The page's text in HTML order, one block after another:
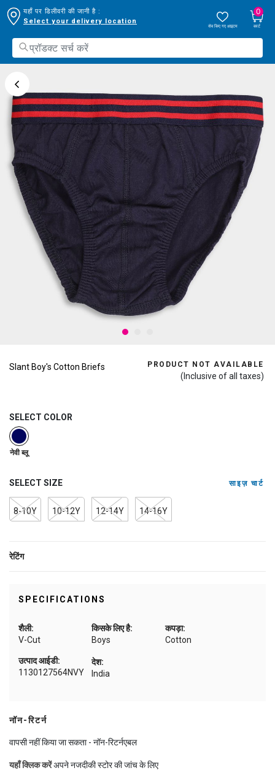
यहाँ पर डिलीवरी की जानी है :
Select your delivery location
सेव किए गए आइटम
0
कार्ट
Slant Boy's Cotton Briefs PRODUCT NOT AVAILABLE
(Inclusive of all taxes)
SELECT COLOR
selected
नेवी ब्लू
SELECT SIZE साइज़ चार्ट
8-10Y 10-12Y 12-14Y 14-16Y
रेटिंग
SPECIFICATIONS
शैली:
V-Cut
किसके लिए है:
Boys
कपड़ा:
Cotton
देश:
India
उत्पाद आईडी:
1130127564NVY
नॉन-रिटर्न
वापसी नहीं किया जा सकता - नॉन-रिटर्नएबल
यहाँ क्लिक करेंअपने नजदीकी स्टोर की जांच के लिए